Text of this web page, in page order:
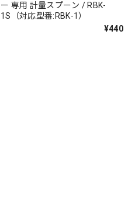
ー 専用 計量スプーン / RBK-
1S（対応型番:RBK-1）
¥440